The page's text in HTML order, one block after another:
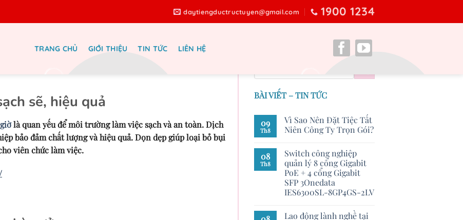
daytiengductructuyen@gmail.com 1900 1234
TRANG CHỦ GIỚI THIỆU TIN TỨC LIÊN HỆ
sẽ, hiệu quả
là quan yếu để môi trường làm việc sạch và an toàn. Dịch
bảo đảm chất lượng và hiệu quả. Dọn dẹp giúp loại bỏ bụi
viên chức làm việc.
BÀI VIẾT – TIN TỨC
09
Th8
Vì Sao Nên Đặt Tiệc Tất
Niên Công Ty Trọn Gói?
08
Th8
Switch công nghiệp
quản lý 8 cổng Gigabit
PoE + 4 cổng Gigabit
SFP 3Onedata
IES6300SL-8GP4GS-2LV
Lao động lành nghề tại